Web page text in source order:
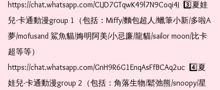
https://chat.whatsapp.com/CLJD7GTqwK49l7N9Coqi4J  3️⃣夏娃
兒-卡通動漫group 1（包括：Miffy/麵包超人/蠟筆小新/多啦A
夢/mofusand 鯊魚貓/娒明阿美/小忌廉/龍貓/sailor moon/比卡
超等等）
https://chat.whatsapp.com/GnH9R6G1EnqAsFfBCAq2uc  4️⃣夏
娃兒-卡通動漫group 2（包括：角落生物/鬆弛熊/snoopy/星